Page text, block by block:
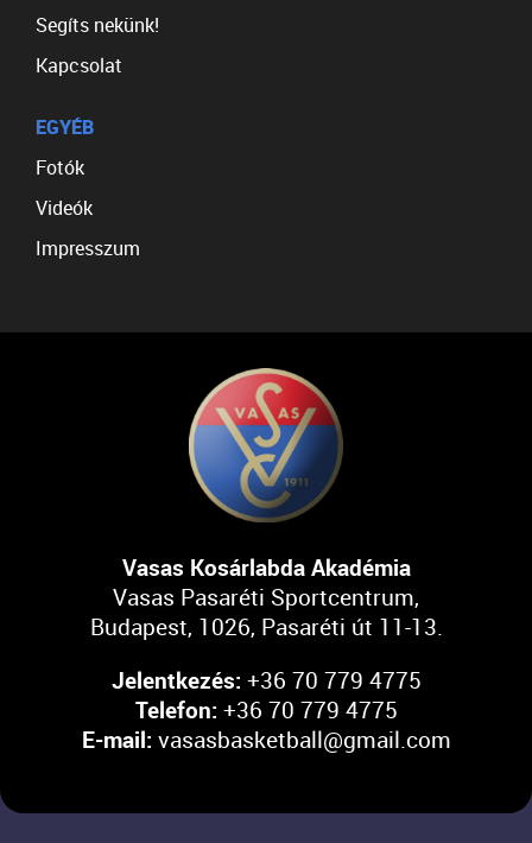
Segíts nekünk!
Kapcsolat
EGYÉB
Fotók
Videók
Impresszum
Vasas Kosárlabda Akadémia
Vasas Pasaréti Sportcentrum,
Budapest, 1026, Pasaréti út 11-13.
Jelentkezés: +36 70 779 4775
Telefon: +36 70 779 4775
E-mail: vasasbasketball@gmail.com